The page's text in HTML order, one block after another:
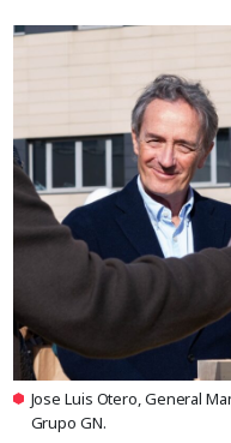
Jose Luis Otero, General
Grupo GN.